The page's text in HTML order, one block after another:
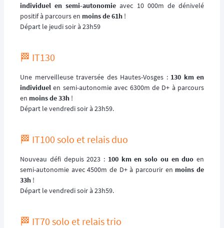
individuel en semi-autonomie avec 10 000m de dénivelé
positif à parcours en moins de 61h !
Départ le jeudi soir à 23h59
🏁 IT130
Une merveilleuse traversée des Hautes-Vosges : 130 km en
individuelen semi-autonomie avec 6300m de D+ à parcours
en moins de 33h !
Départ le vendredi soir à 23h59.
🏁 IT100 solo et relais duo
Nouveau défi depuis 2023 : 100 km en solo ou en duo en
semi-autonomie avec 4500m de D+ à parcourir en moins de
33h !
Départ le vendredi soir à 23h59.
🏁 IT70 solo et relais trio